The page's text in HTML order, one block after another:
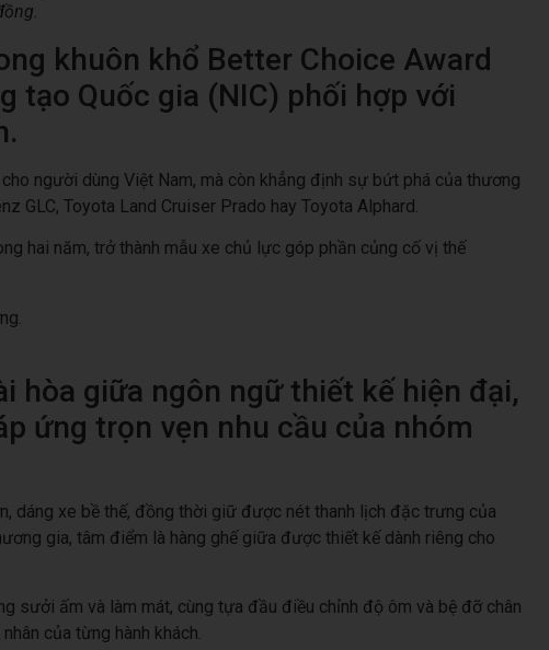
khuôn khổ Better Choice Award
Quốc gia (NIC) phối hợp với
người dùng Việt Nam, mà còn khẳng định sự bứt phá của thương
GLC, Toyota Land Cruiser Prado hay Toyota Alphard.
hai năm, trở thành mẫu xe chủ lực góp phần củng cố vị thế
hòa giữa ngôn ngữ thiết kế hiện đại,
ứng trọn vẹn nhu cầu của nhóm
dáng xe bề thế, đồng thời giữ được nét thanh lịch đặc trưng của
gia, tâm điểm là hàng ghế giữa được thiết kế dành riêng cho
sưởi ấm và làm mát, cùng tựa đầu điều chỉnh độ ôm và bệ đỡ chân
của từng hành khách.